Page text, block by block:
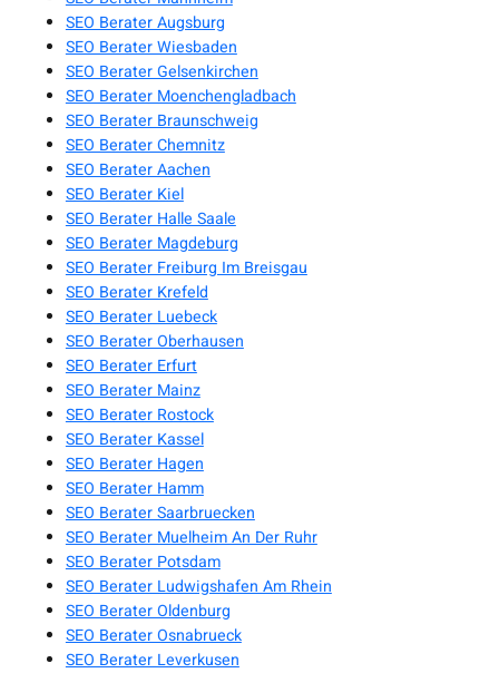
SEO Berater Augsburg
SEO Berater Wiesbaden
SEO Berater Gelsenkirchen
SEO Berater Moenchengladbach
SEO Berater Braunschweig
SEO Berater Chemnitz
SEO Berater Aachen
SEO Berater Kiel
SEO Berater Halle Saale
SEO Berater Magdeburg
SEO Berater Freiburg Im Breisgau
SEO Berater Krefeld
SEO Berater Luebeck
SEO Berater Oberhausen
SEO Berater Erfurt
SEO Berater Mainz
SEO Berater Rostock
SEO Berater Kassel
SEO Berater Hagen
SEO Berater Hamm
SEO Berater Saarbruecken
SEO Berater Muelheim An Der Ruhr
SEO Berater Potsdam
SEO Berater Ludwigshafen Am Rhein
SEO Berater Oldenburg
SEO Berater Osnabrueck
SEO Berater Leverkusen